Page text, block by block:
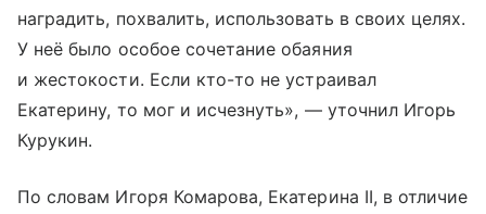
наградить, похвалить, использовать в своих целях.
У неё было особое сочетание обаяния
и жестокости. Если кто-то не устраивал
Екатерину, то мог и исчезнуть», — уточнил Игорь
Курукин.
По словам Игоря Комарова, Екатерина II, в отличие